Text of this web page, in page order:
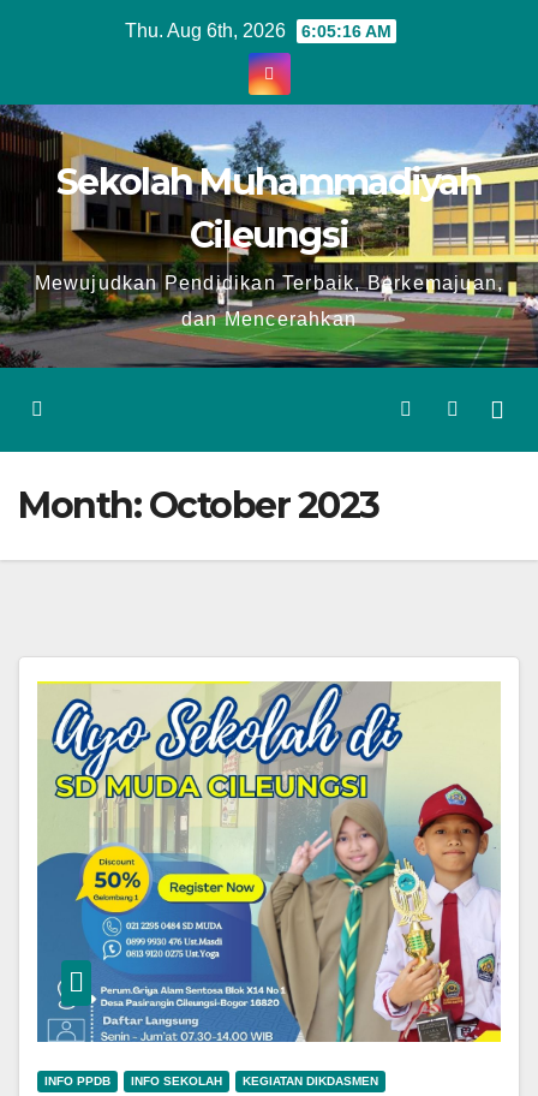
Thu. Aug 6th, 2026 6:05:17 AM
Sekolah Muhammadiyah
Cileungsi
Mewujudkan Pendidikan Terbaik, Berkemajuan,
dan Mencerahkan
Month:October 2023
INFO PPDB INFO SEKOLAH KEGIATAN DIKDASMEN